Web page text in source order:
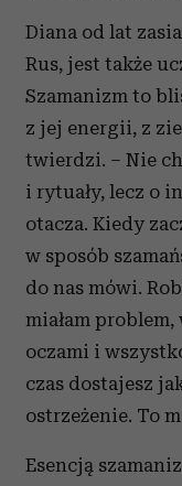
Diana od lat
Rus, jest także
Szamanizm to
z jej energii, z
twierdzi. – Nie
i rytuały, lecz o
otacza. Kiedy
w sposób
do nas mówi.
miałam
oczami i
czas dostajesz
ostrzeżenie. To
Esencją